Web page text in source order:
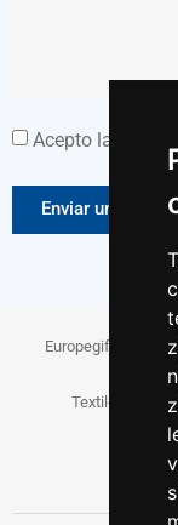
Acepto la
Enviar un
Europegift.eu
Textil-pro-